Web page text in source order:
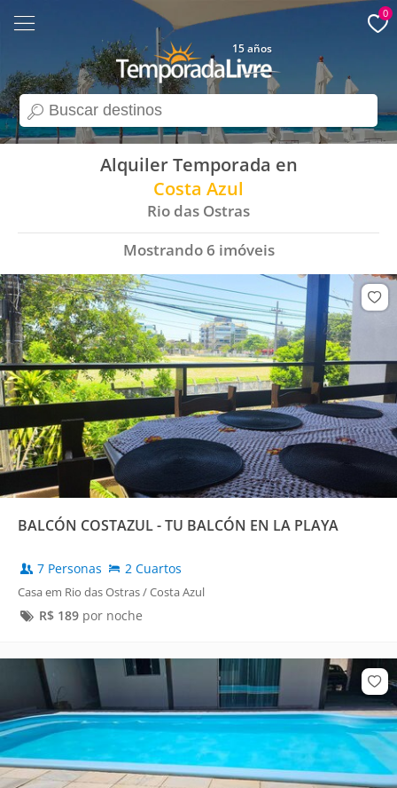
search
15 años
0
Alquiler Temporada en
Costa Azul
Rio das Ostras
Mostrando6 imóveis
BALCÓN COSTAZUL - TU BALCÓN EN LA PLAYA
7 Personas 2 Cuartos
Casa em Rio das Ostras / Costa Azul
R$ 189por noche